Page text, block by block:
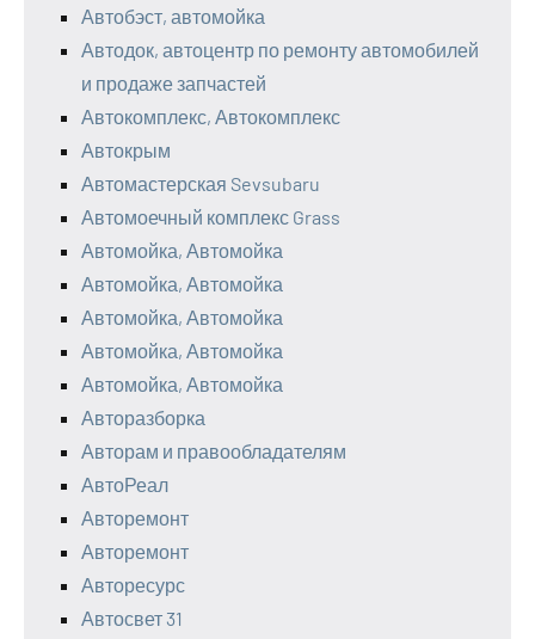
Автобэст, автомойка
Автодок, автоцентр по ремонту автомобилей
и продаже запчастей
Автокомплекс, Автокомплекс
Автокрым
Автомастерская Sevsubaru
Автомоечный комплекс Grass
Автомойка, Автомойка
Автомойка, Автомойка
Автомойка, Автомойка
Автомойка, Автомойка
Автомойка, Автомойка
Авторазборка
Авторам и правообладателям
АвтоРеал
Авторемонт
Авторемонт
Авторесурс
Автосвет 31